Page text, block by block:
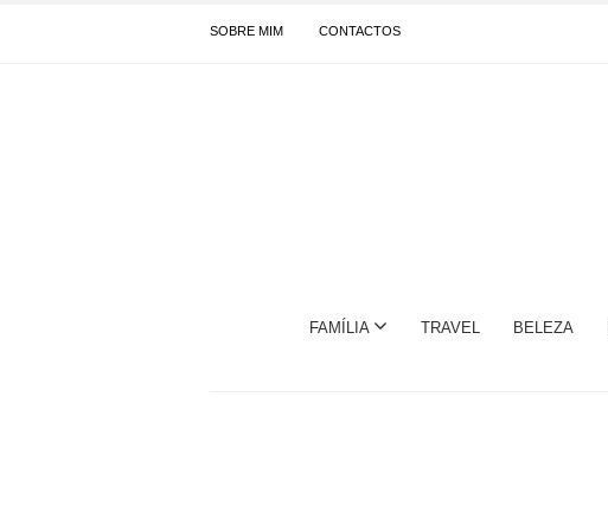
SOBRE MIM CONTACTOS
FAMÍLIA TRAVEL BELEZA